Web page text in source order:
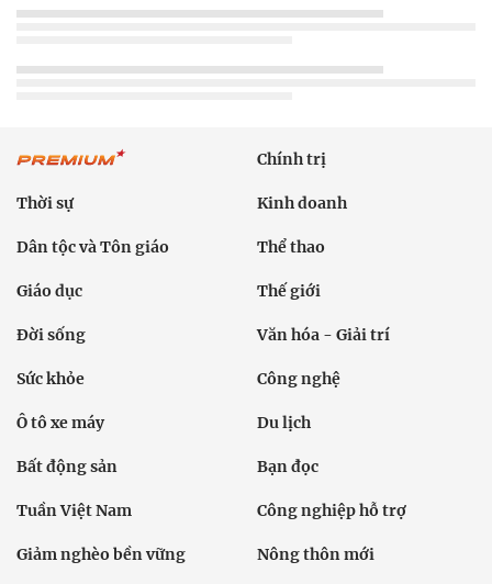
Chính trị
Thời sự Kinh doanh
Dân tộc và Tôn giáo Thể thao
Giáo dục Thế giới
Đời sống Văn hóa - Giải trí
Sức khỏe Công nghệ
Ô tô xe máy Du lịch
Bất động sản Bạn đọc
Tuần Việt Nam Công nghiệp hỗ trợ
Giảm nghèo bền vững Nông thôn mới